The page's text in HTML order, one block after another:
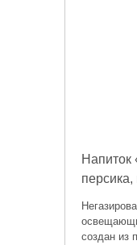
Напиток
создан из